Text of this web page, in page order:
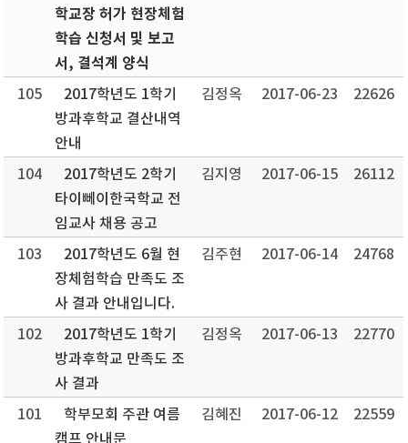
학교장 허가 현장체험
학습 신청서 및 보고
서, 결석계 양식
105
2017학년도 1학기
방과후학교 결산내역
안내
김정옥 2017-06-23 22626
104
2017학년도 2학기
타이뻬이한국학교 전
임교사 채용 공고
김지영 2017-06-15 26112
103
2017학년도 6월 현
장체험학습 만족도 조
사 결과 안내입니다.
김주현 2017-06-14 24768
102
2017학년도 1학기
방과후학교 만족도 조
사 결과
김정옥 2017-06-13 22770
101
학부모회 주관 여름
캠프 안내문
김혜진 2017-06-12 22559